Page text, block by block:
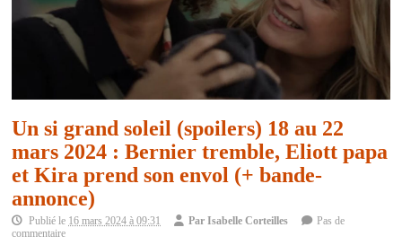
Un si grand soleil (spoilers) 18 au 22
mars 2024 : Bernier tremble, Eliott papa
et Kira prend son envol (+ bande-
annonce)
Publié le 16 mars 2024 à 09:31 ParIsabelle Corteilles
Pas de
commentaire